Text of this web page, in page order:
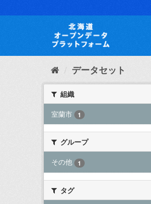
キ
て
データセット
組織
室蘭市
1
グループ
その他
1
タグ